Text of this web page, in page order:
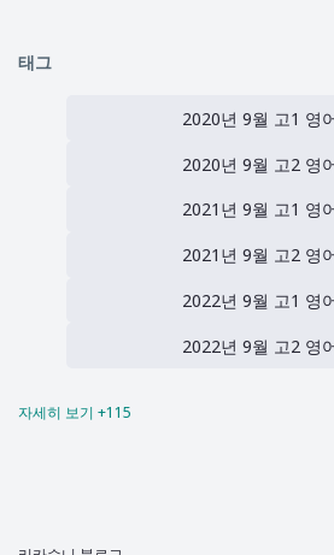
태그
2020년 9월 고1 영
2020년 9월 고2 영
2021년 9월 고1 영
2021년 9월 고2 영
2022년 9월 고1 영
2022년 9월 고2 영
자세히 보기 +115